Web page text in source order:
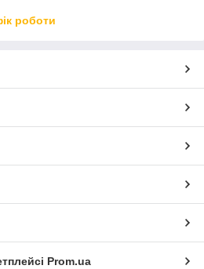
роботи
Prom.ua